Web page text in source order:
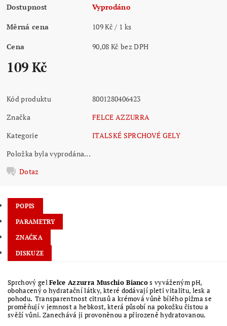
Dostupnost Vyprodáno
Měrná cena 109 Kč / 1 ks
Cena 90,08 Kč bez DPH
109 Kč
Kód produktu
8001280406423
Značka
FELCE AZZURRA
Kategorie
ITALSKÉ SPRCHOVÉ GELY
Položka byla vyprodána...
Dotaz
POPIS
PARAMETRY
ZNAČKA
DISKUZE
Sprchový gelFelce Azzurra Muschio Biancos vyváženým pH,
obohacený o hydratační látky, které dodávají pleti vitalitu, lesk a
pohodu. Transparentnost citrusů a krémová vůně bílého pižma se
proměňují v jemnost a hebkost, která působí na pokožku čistou a
svěží vůni. Zanechává ji provoněnou a přirozeně hydratovanou.